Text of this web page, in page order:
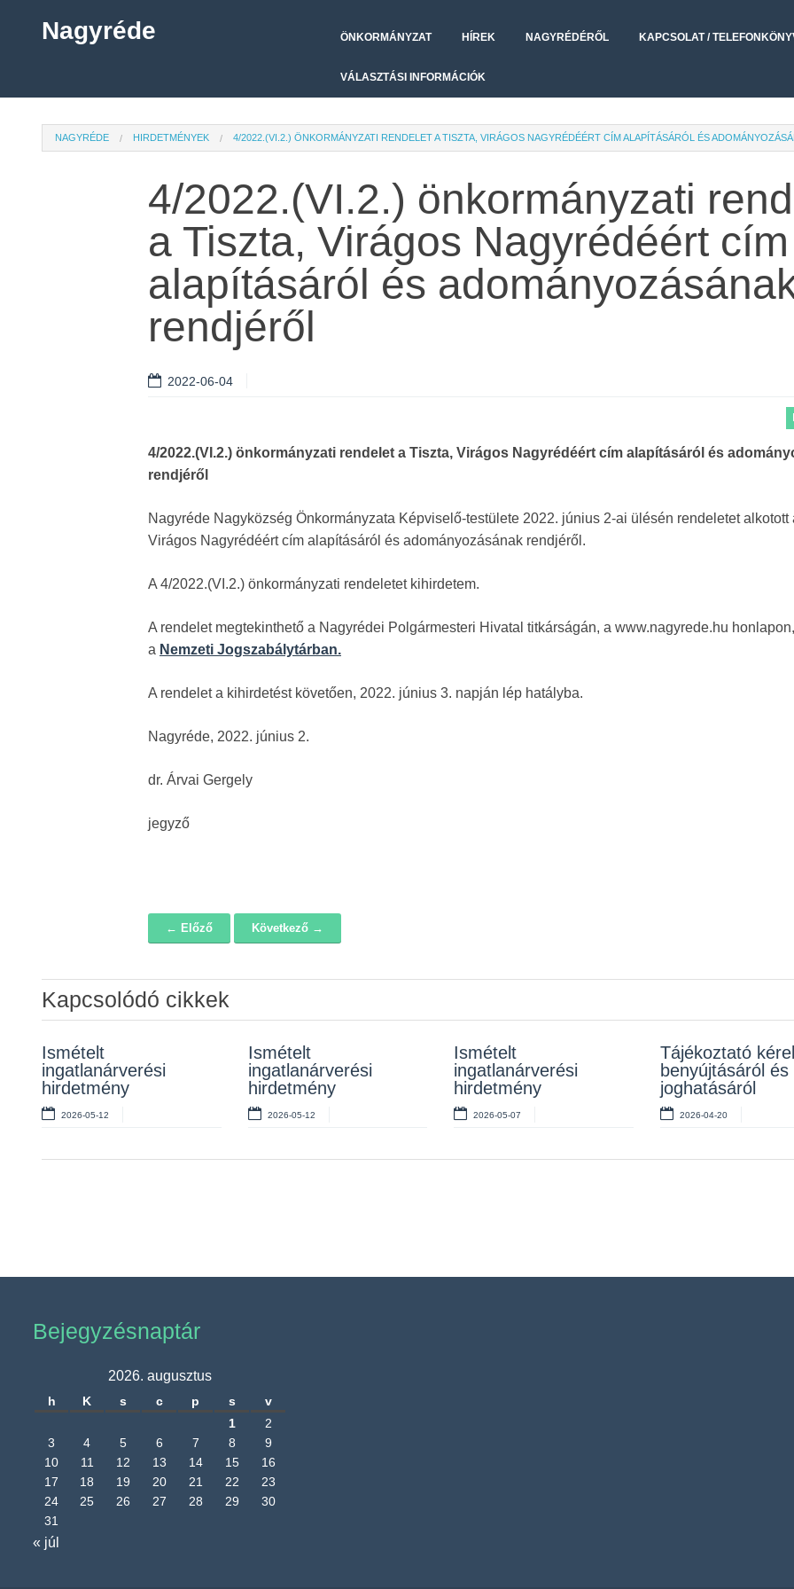
Nagyréde ÖNKORMÁNYZAT HÍREK NAGYRÉDÉRŐL KAPCSOLAT /
VÁLASZTÁSI INFORMÁCIÓK
NAGYRÉDE HIRDETMÉNYEK 4/2022.(VI.2.) ÖNKORMÁNYZATI RENDELET A TISZTA, VIRÁGOS NAGYRÉDÉÉRT CÍM ALAPÍTÁSÁRÓL ÉS
4/2022.(VI.2.) önkormányzati
a Tiszta, Virágos Nagyrédéért cím
alapításáról és
rendjéről
2022-06-04
4/2022.(VI.2.) önkormányzati rendelet a Tiszta, Virágos Nagyrédéért cím alapításáról és
rendjéről
Nagyréde Nagyközség Önkormányzata Képviselő-testülete 2022. június 2-ai ülésén rendeletet alkotott
Virágos Nagyrédéért cím alapításáról és adományozásának rendjéről.
A 4/2022.(VI.2.) önkormányzati rendeletet kihirdetem.
A rendelet megtekinthető a Nagyrédei Polgármesteri Hivatal titkárságán, a www.nagyrede.hu
a Nemzeti Jogszabálytárban.
A rendelet a kihirdetést követően, 2022. június 3. napján lép hatályba.
Nagyréde, 2022. június 2.
dr. Árvai Gergely
jegyző
← Előző Következő →
Kapcsolódó cikkek
Ismételt
ingatlanárverési
hirdetmény
2026-05-12
Ismételt
ingatlanárverési
hirdetmény
2026-05-12
Ismételt
ingatlanárverési
hirdetmény
2026-05-07
Tájékoztató
benyújtásáról és
joghatásáról
2026-04-20
Ingatlanárverési
hirdetmény
2026-04-01
Hirdetmény – ismételt
ingatlanárverés
2026-03-17
Ismételt
ingatlanárverési
hirdetmények
2026-03-02
Rendeletek
2026-03-02
Bejegyzésnaptár
2026. augusztus
h K s c p s
v
1
2
3
4 5 6 7 8
9
10
11 12 13 14 15
16
17
18 19 20 21 22
23
24
25 26 27 28 29
30
31
« júl